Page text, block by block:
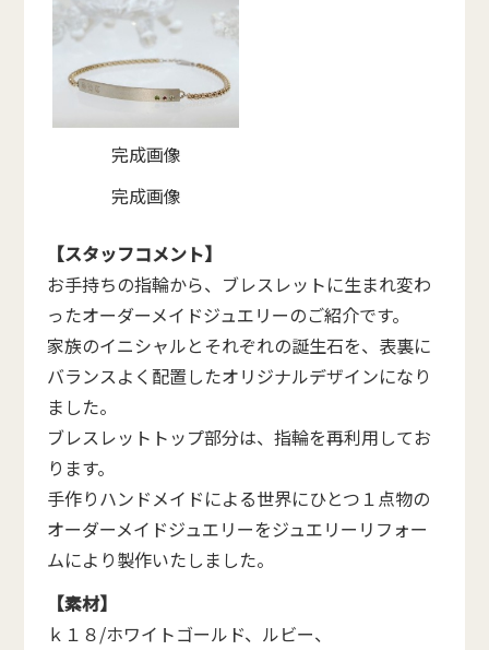
完成画像
完成画像
【スタッフコメント】
お手持ちの指輪から、ブレスレットに生まれ変わ
ったオーダーメイドジュエリーのご紹介です。
家族のイニシャルとそれぞれの誕生石を、表裏に
バランスよく配置したオリジナルデザインになり
ました。
ブレスレットトップ部分は、指輪を再利用してお
ります。
手作りハンドメイドによる世界にひとつ１点物の
オーダーメイドジュエリーをジュエリーリフォー
ムにより製作いたしました。
【素材】
ｋ１８/ホワイトゴールド、ルビー、